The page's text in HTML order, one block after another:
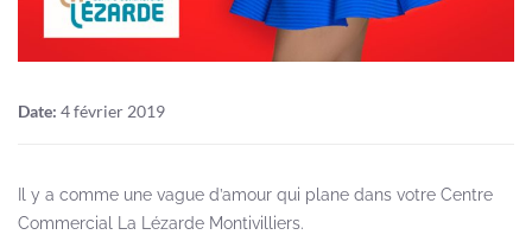
Date: 4 février 2019
Il y a comme une vague d’amour qui plane dans votre Centre
Commercial La Lézarde Montivilliers.